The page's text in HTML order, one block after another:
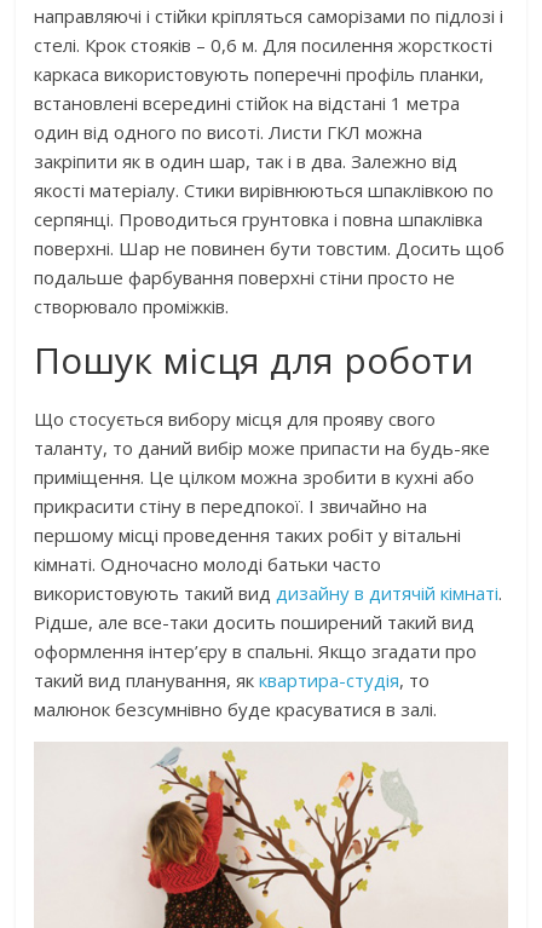
направляючі і стійки кріпляться саморізами по підлозі і
стелі. Крок стояків – 0,6 м. Для посилення жорсткості
каркаса використовують поперечні профіль планки,
встановлені всередині стійок на відстані 1 метра
один від одного по висоті. Листи ГКЛ можна
закріпити як в один шар, так і в два. Залежно від
якості матеріалу. Стики вирівнюються шпаклівкою по
серпянці. Проводиться грунтовка і повна шпаклівка
поверхні. Шар не повинен бути товстим. Досить щоб
подальше фарбування поверхні стіни просто не
створювало проміжків.
Пошук місця для роботи
Що стосується вибору місця для прояву свого
таланту, то даний вибір може припасти на будь-яке
приміщення. Це цілком можна зробити в кухні або
прикрасити стіну в передпокої. І звичайно на
першому місці проведення таких робіт у вітальні
кімнаті. Одночасно молоді батьки часто
використовують такий вид дизайну в дитячій кімнаті.
Рідше, але все-таки досить поширений такий вид
оформлення інтер’єру в спальні. Якщо згадати про
такий вид планування, якквартира-студія, то
малюнок безсумнівно буде красуватися в залі.